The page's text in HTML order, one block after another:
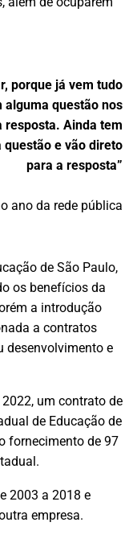
porque já vem tudo
alguma questão nos
resposta. Ainda tem
e vão direto
para a resposta”
ano da rede pública
de São Paulo,
os benefícios da
a introdução
a contratos
desenvolvimento e
um contrato de
de Educação de
fornecimento de 97
2003 a 2018 e
empresa.